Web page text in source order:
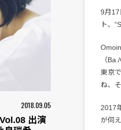
2018.09.05
出演
9月17
ト、
（
東京
ね、
2017
が伺え